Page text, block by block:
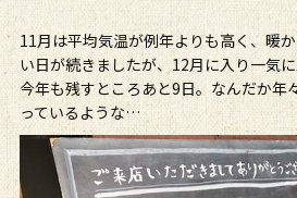
11月は平均気温が例年よりも高く、暖
い日が続きましたが、12月に入り一気に
今年も残すところあと9日。なんだか年
っているような…